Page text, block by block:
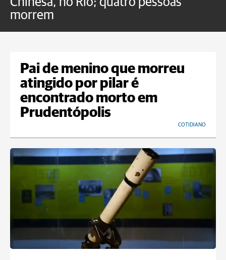
morrem
Pai de menino que morreu
atingido por pilar é
encontrado morto em
Prudentópolis
COTIDIANO